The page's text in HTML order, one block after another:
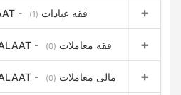
0040 - FIQH E IBAADAAT - فقه عبادات (1)
0050 - FIQH E MUAMALAAT - فقه معاملات (0)
0055 - MAALI MUAMALAAT - مالی معاملات (0)